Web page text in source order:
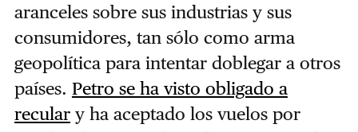
aranceles sobre sus industrias y sus
consumidores, tan sólo como arma
geopolítica para intentar doblegar a otros
países. Petro se ha visto obligado a
reculary ha aceptado los vuelos por